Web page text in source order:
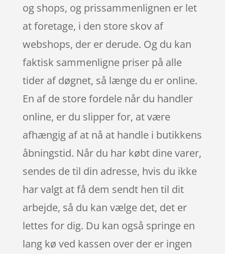
og shops, og prissammenlignen er let
at foretage, i den store skov af
webshops, der er derude. Og du kan
faktisk sammenligne priser på alle
tider af døgnet, så længe du er online.
En af de store fordele når du handler
online, er du slipper for, at være
afhængig af at nå at handle i butikkens
åbningstid. Når du har købt dine varer,
sendes de til din adresse, hvis du ikke
har valgt at få dem sendt hen til dit
arbejde, så du kan vælge det, det er
lettes for dig. Du kan også springe en
lang kø ved kassen over der er ingen